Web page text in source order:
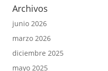
Archivos
junio 2026
marzo 2026
diciembre 2025
mayo 2025